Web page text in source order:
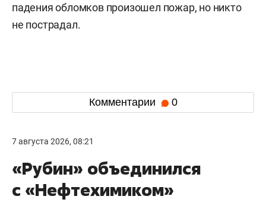
падения обломков произошел пожар, но никто
не пострадал.
Комментарии 0
7 августа 2026, 08:21
«Рубин» объединился
с «Нефтехимиком»